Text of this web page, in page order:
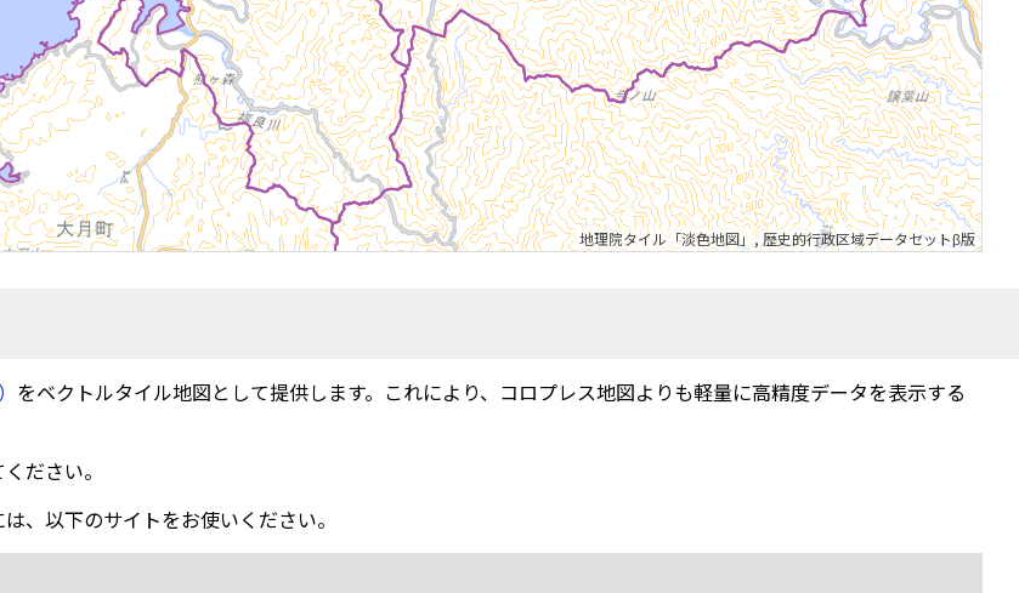
地理院タイル「淡色地図」,歴史的行政区域データセットβ版
をベクトルタイル地図として提供します。これにより、コロプレス地図よりも軽量に高精度データを表示する
ださい。
、以下のサイトをお使いください。